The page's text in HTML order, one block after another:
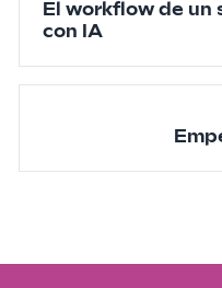
El workflow de un
con IA